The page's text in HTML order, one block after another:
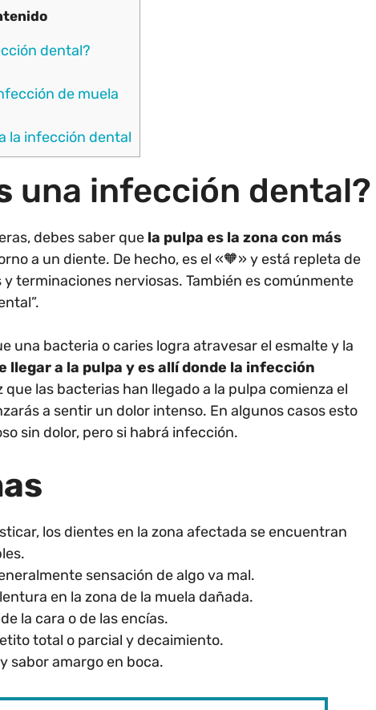
dental?
de muela
la infección dental
una infección dental?
debes saber que la pulpa es la zona con más
a un diente. De hecho, es el «🧡» y está repleta de
y terminaciones nerviosas. También es comúnmente
una bacteria o caries logra atravesar el esmalte y la
llegar a la pulpa y es allí donde la infección
que las bacterias han llegado a la pulpa comienza el
a sentir un dolor intenso. En algunos casos esto
sin dolor, pero si habrá infección.
los dientes en la zona afectada se encuentran
sensación de algo va mal.
en la zona de la muela dañada.
la cara o de las encías.
total o parcial y decaimiento.
sabor amargo en boca.